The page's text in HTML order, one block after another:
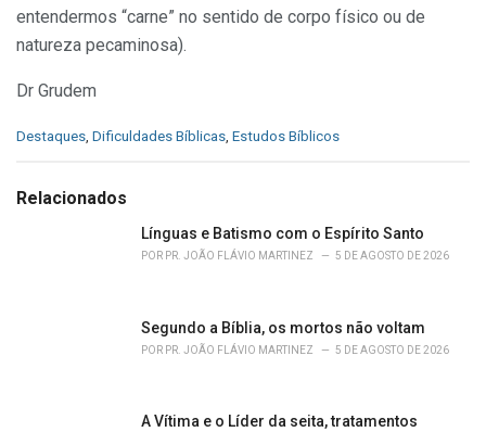
entendermos “carne” no sentido de corpo físico ou de
natureza pecaminosa).
Dr Grudem
C
e
Destaques Dificuldades Bíblicas Estudos Bíblicos
Relacionados
Línguas e Batismo com o Espírito Santo
POR PR. JOÃO FLÁVIO MARTINEZ 5 DE AGOSTO DE 2026
Segundo a Bíblia, os mortos não voltam
POR PR. JOÃO FLÁVIO MARTINEZ 5 DE AGOSTO DE 2026
A Vítima e o Líder da seita, tratamentos